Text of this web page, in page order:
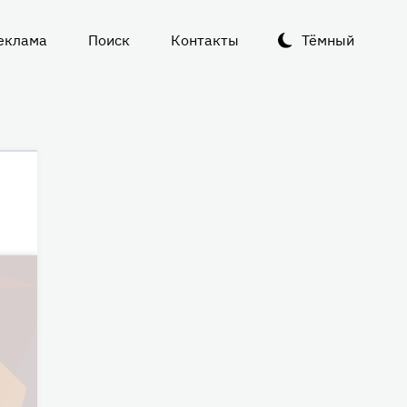
Тёмный
Поиск Контакты